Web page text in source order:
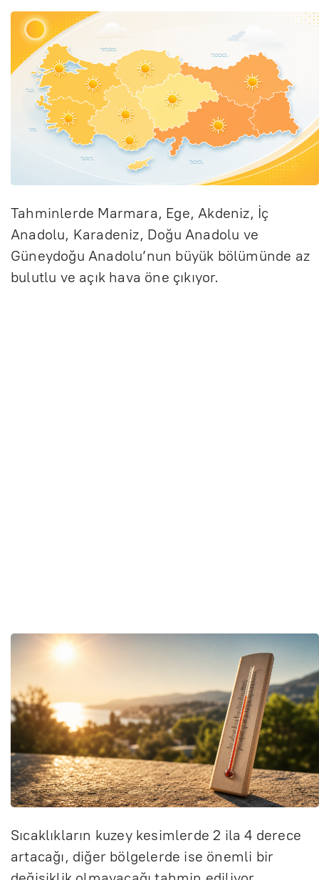
Tahminlerde Marmara, Ege, Akdeniz, İç
Anadolu, Karadeniz, Doğu Anadolu ve
Güneydoğu Anadolu’nun büyük bölümünde az
bulutlu ve açık hava öne çıkıyor.
Sıcaklıkların kuzey kesimlerde 2 ila 4 derece
artacağı, diğer bölgelerde ise önemli bir